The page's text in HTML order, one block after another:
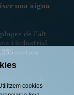
una aigua
de l’alt
i industrial.
metres
a través de
cookies